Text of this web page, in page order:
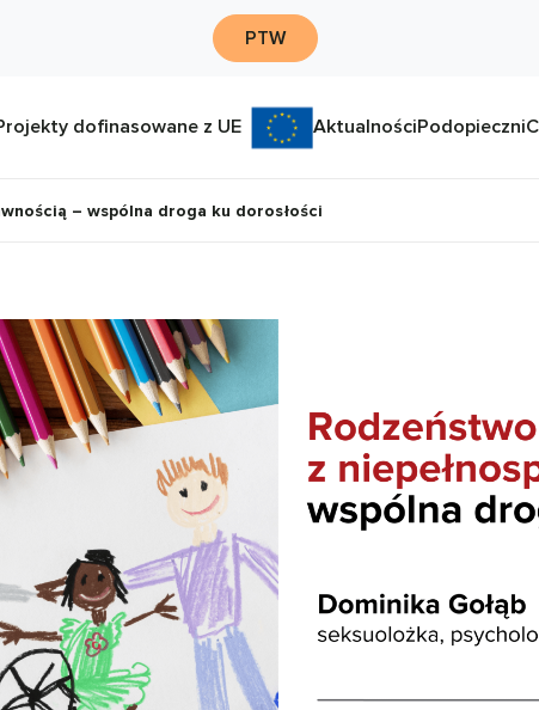
PTW
dofinasowane z UE AktualnościPodopieczni
– wspólna droga ku dorosłości